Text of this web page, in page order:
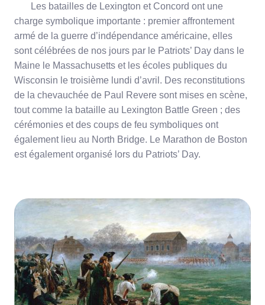
Les batailles de Lexington et Concord ont une
charge symbolique importante : premier affrontement
armé de la guerre d’indépendance américaine, elles
sont célébrées de nos jours par le Patriots’ Day dans le
Maine le Massachusetts et les écoles publiques du
Wisconsin le troisième lundi d’avril. Des reconstitutions
de la chevauchée de Paul Revere sont mises en scène,
tout comme la bataille au Lexington Battle Green ; des
cérémonies et des coups de feu symboliques ont
également lieu au North Bridge. Le Marathon de Boston
est également organisé lors du Patriots’ Day.